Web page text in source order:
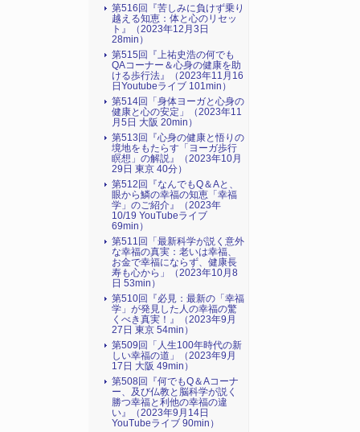
第516回『苦しみに負けず乗り
越える知恵：体と心のリセッ
ト』（2023年12月3日
28min）
第515回『上祐史浩の何でも
QAコーナー＆心身の健康を助
ける歩行法』（2023年11月16
日Youtubeライブ 101min）
第514回「身体ヨーガと心身の
健康と心の安定」（2023年11
月5日 大阪 20min）
第513回『心身の健康と悟りの
境地をもたらす「ヨーガ歩行
瞑想」の解説』（2023年10月
29日 東京 40分）
第512回『なんでもQ＆Aと、
眼から鱗の幸福の知恵「幸福
学」のご紹介』（2023年
10/19 YouTubeライブ
69min）
第511回「最新科学が説く意外
な幸福の真実：老いは幸福、
お金で幸福にならず、健康長
寿も心から」（2023年10月8
日 53min）
第510回『必見：最新の「幸福
学」が発見した人の幸福の驚
くべき真実！』（2023年9月
27日 東京 54min）
第509回「人生100年時代の新
しい幸福の道」（2023年9月
17日 大阪 49min）
第508回『何でもQ＆Aコーナ
ー、及び仏教と脳科学が説く
勝つ幸福と利他の幸福の違
い』（2023年9月14日
YouTubeライブ 90min）